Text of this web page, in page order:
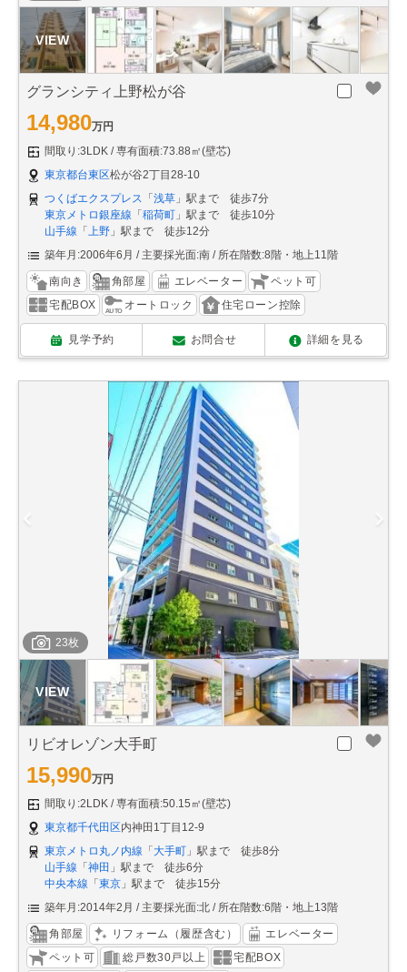
グランシティ上野松が谷
14,980万円
間取り:3LDK
専有面積:73.88㎡(壁芯)
東京都台東区松が谷2丁目28-10
つくばエクスプレス 「 浅草 」駅まで 徒歩7分
東京メトロ銀座線 「 稲荷町 」駅まで 徒歩10分
山手線 「 上野 」駅まで 徒歩12分
築年月:2006年6月
主要採光面:南 所在階数:8階・地上11階
南向き 角部屋 エレベーター
ペット可
宅配BOX
オートロック 住宅ローン控除
見学予約 お問合せ 詳細を見る
23枚
リビオレゾン大手町
15,990万円
間取り:2LDK
専有面積:50.15㎡(壁芯)
東京都千代田区内神田1丁目12-9
東京メトロ丸ノ内線 「大手町 」駅まで 徒歩8分
山手線 「神田 」駅まで 徒歩6分
中央本線 「東京 」駅まで 徒歩15分
築年月:2014年2月
主要採光面:北 所在階数:6階・地上13階
角部屋 リフォーム（履歴含む）
エレベーター
ペット可
総戸数30戸以上
宅配BOX